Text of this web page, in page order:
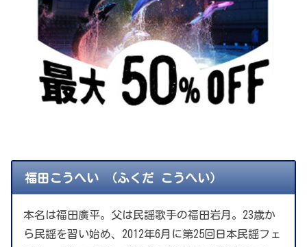
福田こうへい （ふくだ こうへい）
本名は福田廣平。父は民謡歌手の福田岩月。23歳か
ら民謡を習い始め、2012年6月に第25回日本民謡フェ